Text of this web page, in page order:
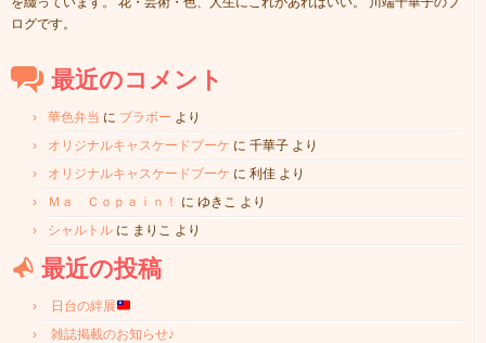
ログです。
最近のコメント
華色弁当 に ブラボー より
オリジナルキャスケードブーケ に 千華子 より
オリジナルキャスケードブーケ に 利佳 より
Ｍａ Ｃｏｐａｉｎ！
に ゆきこ より
シャルトル に まりこ より
最近の投稿
日台の絆展
雑誌掲載のお知らせ♪